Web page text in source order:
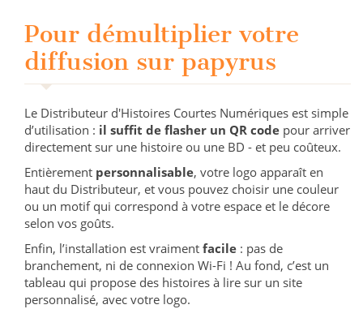
Pour démultiplier votre
diffusion sur papyrus
Le Distributeur d'Histoires Courtes Numériques est simple
d’utilisation : il suffit de flasher un QR code pour arriver
directement sur une histoire ou une BD - et peu coûteux.
Entièrement personnalisable, votre logo apparaît en
haut du Distributeur, et vous pouvez choisir une couleur
ou un motif qui correspond à votre espace et le décore
selon vos goûts.
Enfin, l’installation est vraiment facile : pas de
branchement, ni de connexion Wi-Fi ! Au fond, c’est un
tableau qui propose des histoires à lire sur un site
personnalisé, avec votre logo.